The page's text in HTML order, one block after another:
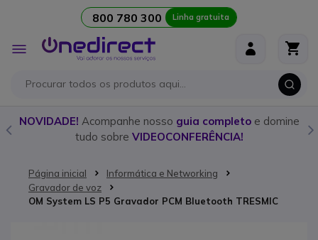
800 780 300 Linha gratuita
Alternar
Nav
NOVIDADE! Acompanhe nosso guia completoe domine
tudo sobre VIDEOCONFERÊNCIA!
Página inicial
Informática e Networking
Gravador de voz
OM System LS P5 Gravador PCM Bluetooth TRESMIC